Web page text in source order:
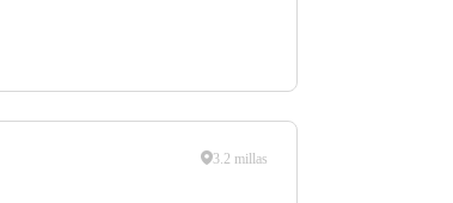
3.2 millas